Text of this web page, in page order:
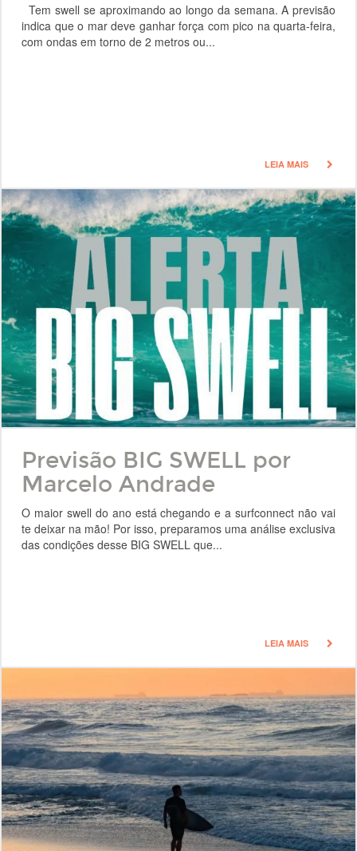
Tem swell se aproximando ao longo da semana. A previsão
indica que o mar deve ganhar força com pico na quarta-feira,
com ondas em torno de 2 metros ou...
LEIA MAIS
Previsão BIG SWELL por
Marcelo Andrade
O maior swell do ano está chegando e a surfconnect não vai
te deixar na mão! Por isso, preparamos uma análise exclusiva
das condições desse BIG SWELL que...
LEIA MAIS